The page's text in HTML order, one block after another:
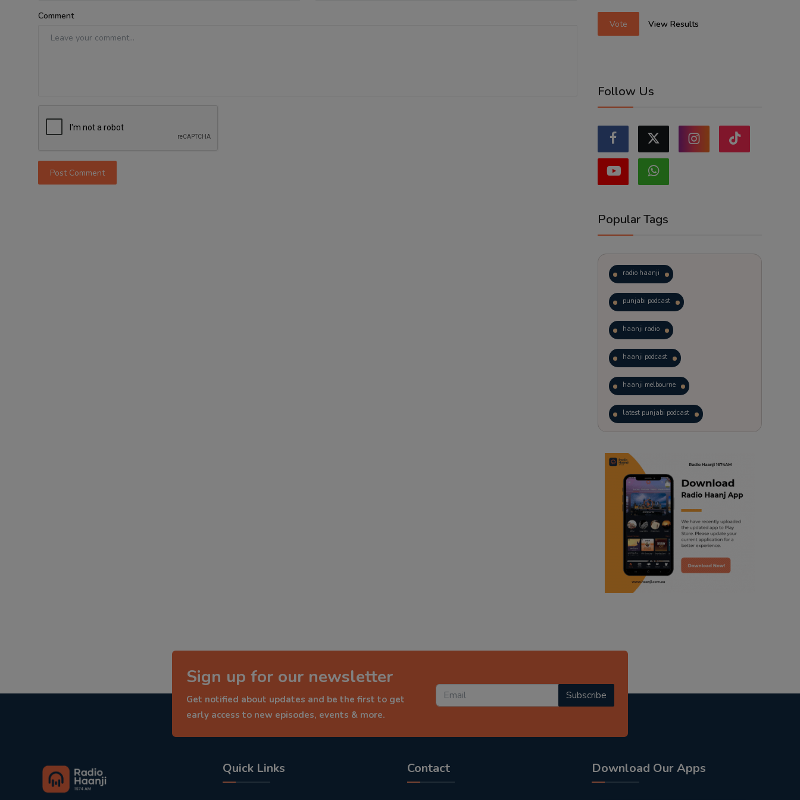
Comment
Post Comment
Vote View Results
Follow Us
Popular Tags
radio haanji
punjabi podcast
haanji radio
haanji podcast
haanji melbourne
latest punjabi podcast
trending punjabi podcast
ranjodh singh
punjabi podcast australia
radio haanji updates
punjabi kahani
Sign up for our newsletter
Get notified about updates and be the first to get
early access to new episodes, events & more.
Subscribe
Quick Links Contact Download Our Apps